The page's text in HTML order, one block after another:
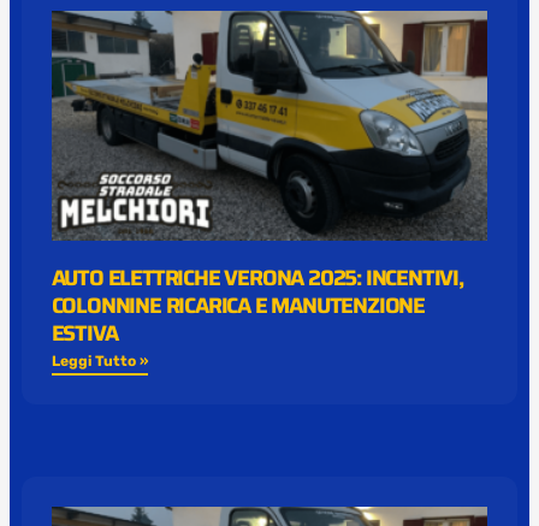
AUTO ELETTRICHE VERONA 2025: INCENTIVI,
COLONNINE RICARICA E MANUTENZIONE
ESTIVA
Leggi Tutto »